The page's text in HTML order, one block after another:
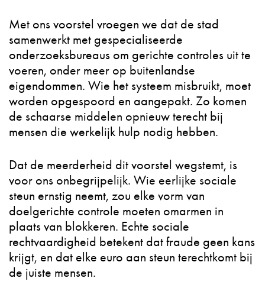
Met ons voorstel vroegen we dat de stad
samenwerkt met gespecialiseerde
onderzoeksbureaus om gerichte controles uit te
voeren, onder meer op buitenlandse
eigendommen. Wie het systeem misbruikt, moet
worden opgespoord en aangepakt. Zo komen
de schaarse middelen opnieuw terecht bij
mensen die werkelijk hulp nodig hebben.
Dat de meerderheid dit voorstel wegstemt, is
voor ons onbegrijpelijk. Wie eerlijke sociale
steun ernstig neemt, zou elke vorm van
doelgerichte controle moeten omarmen in
plaats van blokkeren. Echte sociale
rechtvaardigheid betekent dat fraude geen kans
krijgt, en dat elke euro aan steun terechtkomt bij
de juiste mensen.